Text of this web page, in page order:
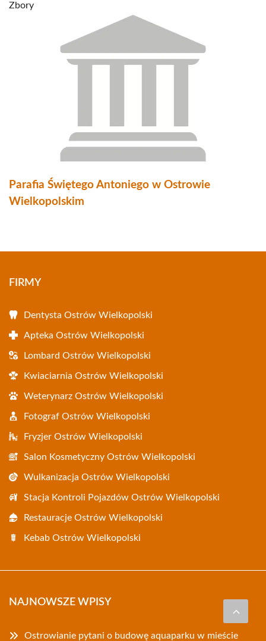
Zbory
Parafia Świętego Antoniego w Ostrowie
Wielkopolskim
FIRMY
Dentysta Ostrów Wielkopolski
Apteka Ostrów Wielkopolski
Lombard Ostrów Wielkopolski
Kwiaciarnia Ostrów Wielkopolski
Weterynarz Ostrów Wielkopolski
Fotograf Ostrów Wielkopolski
Fryzjer Ostrów Wielkopolski
Salon Kosmetyczny Ostrów Wielkopolski
Wulkanizacja Ostrów Wielkopolski
Stacja Kontroli Pojazdów Ostrów Wielkopolski
Restauracje Ostrów Wielkopolski
Kebab Ostrów Wielkopolski
NAJNOWSZE WPISY
Ostrowianie pytani o budowę aquaparku w mieście